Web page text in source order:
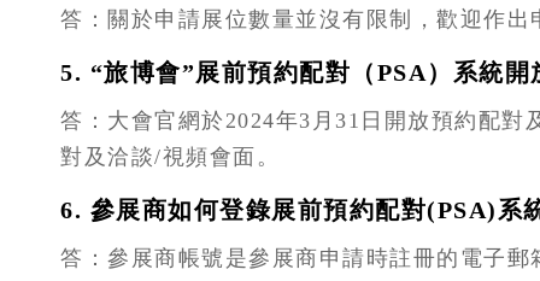
答：關於申請展位數量並沒有限制，歡迎作出
5. “旅博會”展前預約配對（PSA）系統開
答：大會官網於2024年3月31日開放預約配
對及洽談/視頻會面。
6. 參展商如何登錄展前預約配對(PSA)系
答：參展商帳號是參展商申請時註冊的電子